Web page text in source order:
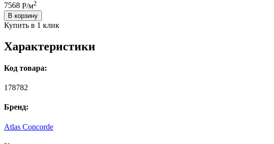
7568 Р/м2
В корзину
Купить в 1 клик
Характеристики
Код товара:
178782
Бренд:
Atlas Concorde